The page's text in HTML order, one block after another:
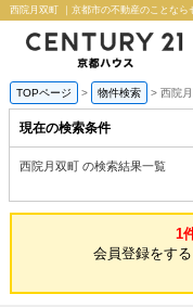
西院月双町 ｜京都市の不動産のことなら
TOPページ 物件検索 西院
現在の検索条件
西院月双町 の検索結果一覧
1
会員登録をす